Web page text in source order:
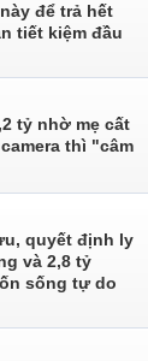
để trả hết
tiết kiệm đầu
tỷ nhờ mẹ cất
thì "câm
quyết định ly
và 2,8 tỷ
sống tự do